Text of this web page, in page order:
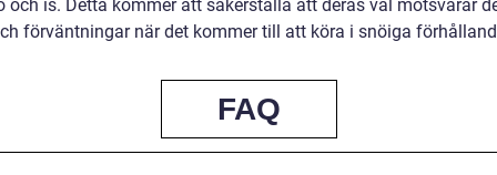
och is. Detta kommer att säkerställa att deras val motsvarar
förväntningar när det kommer till att köra i snöiga
FAQ